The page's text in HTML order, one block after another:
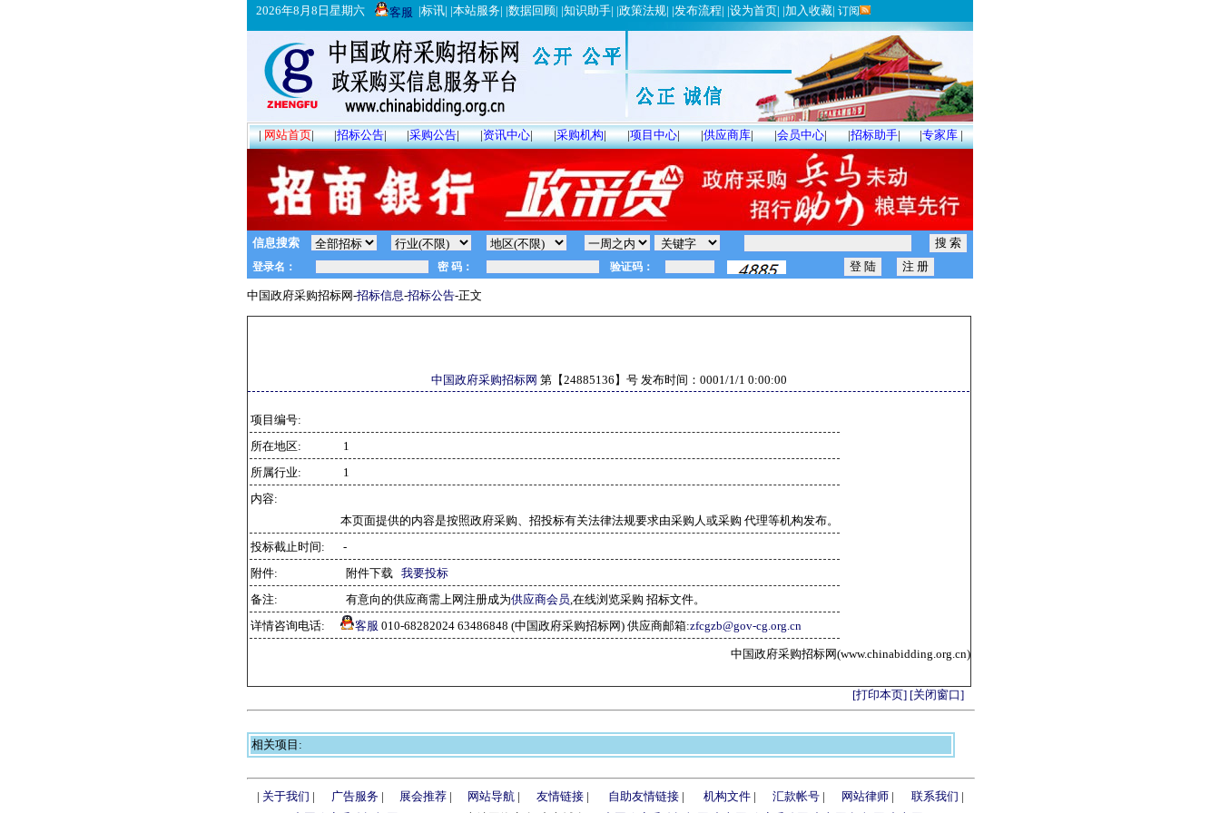
2026年8月8日星期六 客服 |标讯| |本站服务| |数据回顾| |知识助手| |政策法规| |发布流程| |设为首页| |加入收藏| 订阅
|网站首页| |招标公告| |采购公告| |资讯中心| |采购机构| |项目中心| |供应商库| |会员中心| |招标助手| |专家库|
信息搜索
中国政府采购招标网-招标信息-招标公告-正文
中国政府采购招标网 第【24885136 】号 发布时间： 0001/1/1 0:00:00
项目编号:
所在地区:
1
所属行业:
1
内容:
本页面提供的内容是按照政府采购、招投标有关法律法规要求由采购人或采购 代理等机构发布。
投标截止时间:
-
附件:
附件下载 我要投标
备注:
有意向的供应商需上网注册成为供应商会员,在线浏览采购 招标文件。
详情咨询电话:
客服 010-68282024 63486848 (中国政府采购招标网) 供应商邮箱:zfcgzb@gov-cg.org.cn
中国政府采购招标网(www.chinabidding.org.cn)
[打印本页] [关闭窗口]
相关项目:
| 关于我们 | 广告服务| 展会推荐| 网站导航 | 友情链接 | 自助友情链接 | 机构文件 | 汇款帐号 | 网站律师 | 联系我们 |